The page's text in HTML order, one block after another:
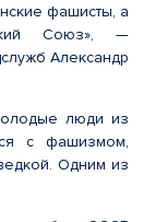
фашисты, а
Союз», —
Александр
люди из
с фашизмом,
Одним из